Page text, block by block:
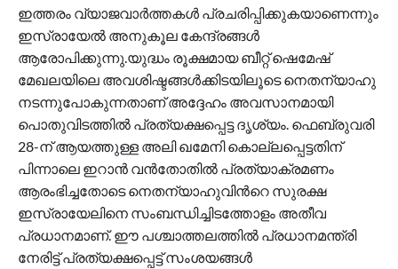
ഇത്തരം വ്യാജവാർത്തകൾ പ്രചരിപ്പിക്കുകയാണെന്നും
ഇസ്രായേൽ അനുകൂല കേന്ദ്രങ്ങൾ
ആരോപിക്കുന്നു.യുദ്ധം രൂക്ഷമായ ബീറ്റ് ഷെമേഷ്
മേഖലയിലെ അവശിഷ്ടങ്ങൾക്കിടയിലൂടെ നെതന്യാഹു
നടന്നുപോകുന്നതാണ് അദ്ദേഹം അവസാനമായി
പൊതുവിടത്തിൽ പ്രത്യക്ഷപ്പെട്ട ദൃശ്യം. ഫെബ്രുവരി
28-ന് ആയത്തുള്ള അലി ഖമേനി കൊല്ലപ്പെട്ടതിന്
പിന്നാലെ ഇറാൻ വൻതോതിൽ പ്രത്യാക്രമണം
ആരംഭിച്ചതോടെ നെതന്യാഹുവിന്‍റെ സുരക്ഷ
ഇസ്രായേലിനെ സംബന്ധിച്ചിടത്തോളം അതീവ
പ്രധാനമാണ്. ഈ പശ്ചാത്തലത്തിൽ പ്രധാനമന്ത്രി
നേരിട്ട് പ്രത്യക്ഷപ്പെട്ട് സംശയങ്ങൾ